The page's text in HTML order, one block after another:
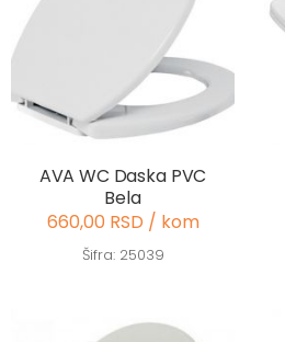
AVA WC Daska PVC
Bela
660,00 RSD / kom
Šifra: 25039